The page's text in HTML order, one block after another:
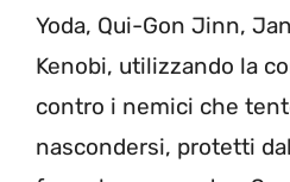
Yoda, Qui-Gon Jinn,
Kenobi, utilizzando la
contro i nemici che
nascondersi, protetti